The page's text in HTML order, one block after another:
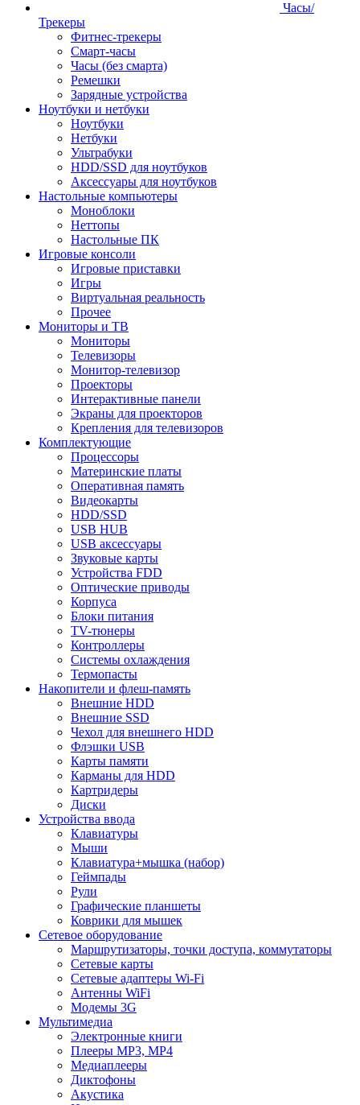
Часы/
Трекеры
Фитнес-трекеры
Смарт-часы
Часы (без смарта)
Ремешки
Зарядные устройства
Ноутбуки и нетбуки
Ноутбуки
Нетбуки
Ультрабуки
HDD/SSD для ноутбуков
Аксессуары для ноутбуков
Настольные компьютеры
Моноблоки
Неттопы
Настольные ПК
Игровые консоли
Игровые приставки
Игры
Виртуальная реальность
Прочее
Мониторы и ТВ
Мониторы
Телевизоры
Монитор-телевизор
Проекторы
Интерактивные панели
Экраны для проекторов
Крепления для телевизоров
Комплектующие
Процессоры
Материнские платы
Оперативная память
Видеокарты
HDD/SSD
USB HUB
USB аксессуары
Звуковые карты
Устройства FDD
Оптические приводы
Корпуса
Блоки питания
TV-тюнеры
Контроллеры
Системы охлаждения
Термопасты
Накопители и флеш-память
Внешние HDD
Внешние SSD
Чехол для внешнего HDD
Флэшки USB
Карты памяти
Карманы для HDD
Картридеры
Диски
Устройства ввода
Клавиатуры
Мыши
Клавиатура+мышка (набор)
Геймпады
Рули
Графические планшеты
Коврики для мышек
Сетевое оборудование
Маршрутизаторы, точки доступа, коммутаторы
Сетевые карты
Сетевые адаптеры Wi-Fi
Антенны WiFi
Модемы 3G
Мультимедиа
Электронные книги
Плееры MP3, MP4
Медиаплееры
Диктофоны
Акустика